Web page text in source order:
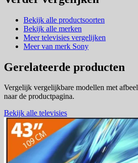
Bekijk alle productsoorten
Bekijk alle merken
Meer televisies vergelijken
Meer van merk Sony
Gerelateerde producten
Vergelijk vergelijkbare modellen met
naar de productpagina.
Bekijk alle televisies